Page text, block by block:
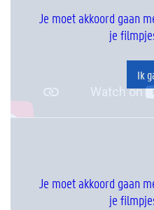
Je moet akkoord gaan
je
Ik
Je moet akkoord gaan
je